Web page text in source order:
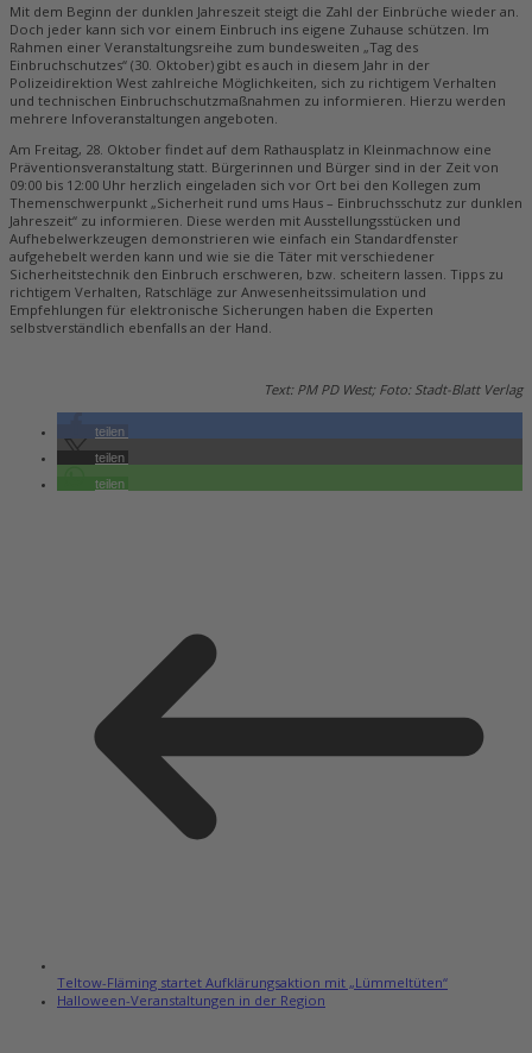
Mit dem Beginn der dunklen Jahreszeit steigt die Zahl der Einbrüche wieder an.
Doch jeder kann sich vor einem Einbruch ins eigene Zuhause schützen. Im
Rahmen einer Veranstaltungsreihe zum bundesweiten „Tag des
Einbruchschutzes“ (30. Oktober) gibt es auch in diesem Jahr in der
Polizeidirektion West zahlreiche Möglichkeiten, sich zu richtigem Verhalten
und technischen Einbruchschutzmaßnahmen zu informieren. Hierzu werden
mehrere Infoveranstaltungen angeboten.
Am Freitag, 28. Oktober findet auf dem Rathausplatz in Kleinmachnow eine
Präventionsveranstaltung statt. Bürgerinnen und Bürger sind in der Zeit von
09:00 bis 12:00 Uhr herzlich eingeladen sich vor Ort bei den Kollegen zum
Themenschwerpunkt „Sicherheit rund ums Haus – Einbruchsschutz zur dunklen
Jahreszeit“ zu informieren. Diese werden mit Ausstellungsstücken und
Aufhebelwerkzeugen demonstrieren wie einfach ein Standardfenster
aufgehebelt werden kann und wie sie die Täter mit verschiedener
Sicherheitstechnik den Einbruch erschweren, bzw. scheitern lassen. Tipps zu
richtigem Verhalten, Ratschläge zur Anwesenheitssimulation und
Empfehlungen für elektronische Sicherungen haben die Experten
selbstverständlich ebenfalls an der Hand.
Text: PM PD West; Foto: Stadt-Blatt Verlag
teilen
teilen
teilen
Teltow-Fläming startet Aufklärungsaktion mit „Lümmeltüten“
Halloween-Veranstaltungen in der Region